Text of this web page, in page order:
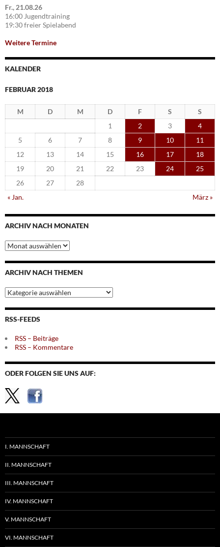
Fr., 21.08.26
16:00 Jugendtraining
19:30 freier Spielabend
Weitere Termine
KALENDER
FEBRUAR 2018
M D M D F S
S
1
2 3
4
5
6 7 8 9 10
11
12
13 14 15 16 17
18
19
20 21 22 23 24
25
26
27
28
« Jan.
März »
ARCHIV NACH MONATEN
Archiv
nach
Monaten
ARCHIV NACH THEMEN
Archiv
nach
Themen
RSS-FEEDS
RSS – Beiträge
RSS – Kommentare
ODER FOLGEN SIE UNS AUF:
I. MANNSCHAFT
II. MANNSCHAFT
III. MANNSCHAFT
IV. MANNSCHAFT
V. MANNSCHAFT
VI. MANNSCHAFT